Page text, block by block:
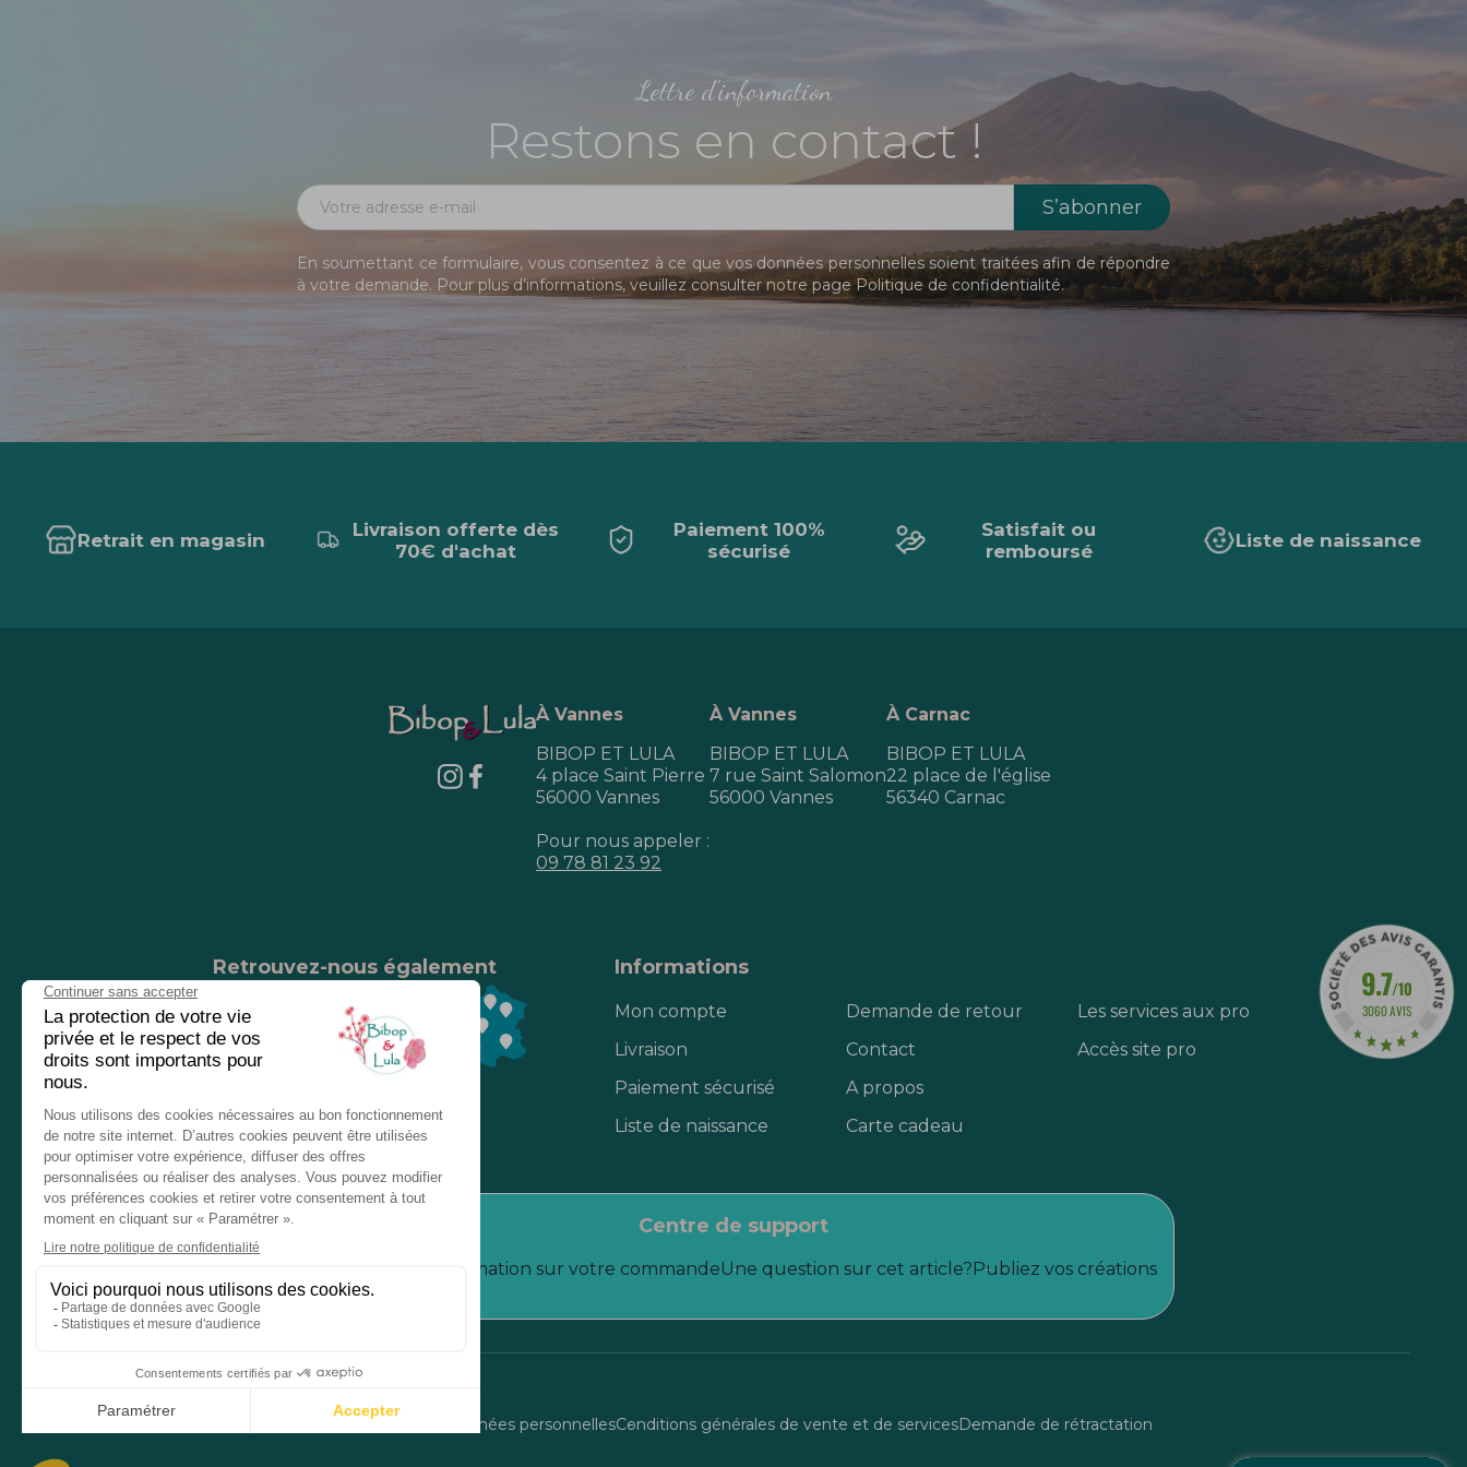
Lettre d'information
Restons en contact !
En soumettant ce formulaire, vous consentez à ce que vos données personnelles soient traitées afin de répondre
à votre demande. Pour plus d’informations, veuillez consulter notre pagePolitique de confidentialité.
Retrait en magasin
Livraison offerte dès
70€ d'achat
Paiement 100%
sécurisé
Satisfait ou
remboursé
Liste de naissance
À Vannes
BIBOP ET LULA
4 place Saint Pierre
56000 Vannes
Pour nous appeler :
09 78 81 23 92
À Vannes
BIBOP ET LULA
7 rue Saint Salomon
56000 Vannes
À Carnac
BIBOP ET LULA
22 place de l'église
56340 Carnac
Retrouvez-nous également
Nos magasins
Chez nos revendeurs
Informations
Mon compte
Livraison
Paiement sécurisé
Liste de naissance
Demande de retour
Contact
A propos
Carte cadeau
Les services aux pro
Accès site pro
centre de support
Information sur votre commandeUne question sur cet article?Publiez vos créations
Mentions légales Données personnellesConditions générales de vente et de servicesDemande de rétractation
9.7/10
3060 AVIS